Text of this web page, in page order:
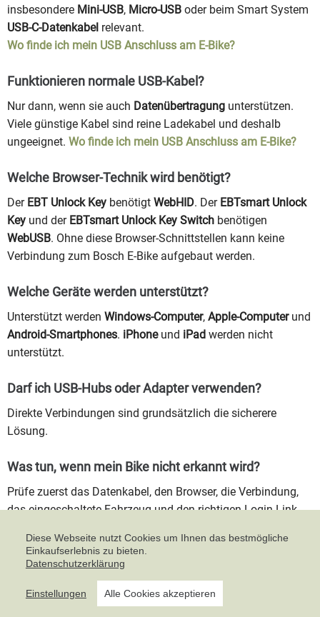
insbesondere Mini-USB, Micro-USB oder beim Smart System
USB-C-Datenkabel relevant.
Wo finde ich mein USB Anschluss am E-Bike?
Funktionieren normale USB-Kabel?
Nur dann, wenn sie auch Datenübertragung unterstützen.
Viele günstige Kabel sind reine Ladekabel und deshalb
ungeeignet. Wo finde ich mein USB Anschluss am E-Bike?
Welche Browser-Technik wird benötigt?
Der EBT Unlock Key benötigt WebHID. Der EBTsmart Unlock
Key und der EBTsmart Unlock Key Switch benötigen
WebUSB. Ohne diese Browser-Schnittstellen kann keine
Verbindung zum Bosch E-Bike aufgebaut werden.
Welche Geräte werden unterstützt?
Unterstützt werden Windows-Computer, Apple-Computerund
Android-Smartphones. iPhoneund iPad werden nicht
unterstützt.
Darf ich USB-Hubs oder Adapter verwenden?
Direkte Verbindungen sind grundsätzlich die sicherere
Lösung.
Was tun, wenn mein Bike nicht erkannt wird?
Prüfe zuerst das Datenkabel, den Browser, die Verbindung,
das eingeschaltete Fahrzeug und den richtigen Login-Link.
überhaupt die benötigte Browser-Schnittstelle unterstützt.
Kabel-Hinweis:
Diese Webseite nutzt Cookies um Ihnen das bestmögliche
Einkaufserlebnis zu bieten.
Datenschutzerklärung
Einstellungen Alle Cookies akzeptieren